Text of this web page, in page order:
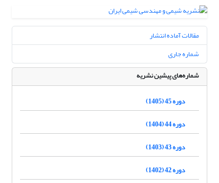
مقالات آماده انتشار
شماره جاری
شماره‌های پیشین نشریه
دوره 45 (1405)
دوره 44 (1404)
دوره 43 (1403)
دوره 42 (1402)